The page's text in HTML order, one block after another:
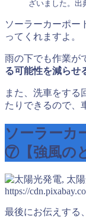
ざいました。出
ソーラーカーポー
ってくれますよ。
雨の下でも作業が
る可能性を減らせ
また、洗車をする
たりできるので、
ソーラーカ
⑦【強風の
https://
最後にお伝えする